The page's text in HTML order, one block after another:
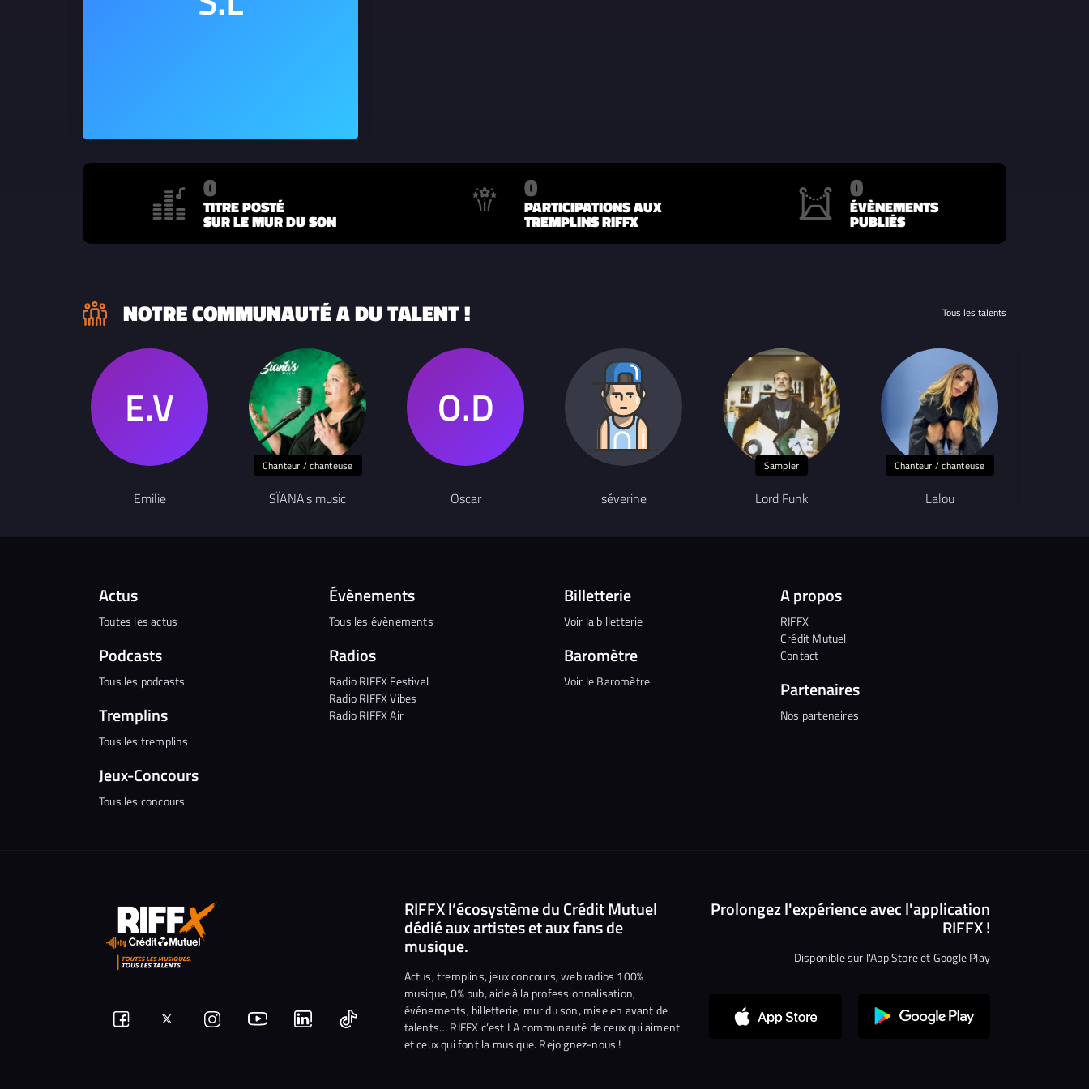
0
TITRE POSTÉ
SUR LE MUR DU SON
0
PARTICIPATIONS AUX
TREMPLINS RIFFX
0
ÉVÈNEMENTS
PUBLIÉS
NOTRE COMMUNAUTÉ A DU TALENT ! Tous les talents
Emilie
Chanteur / chanteuse
SÏANA's music Oscar séverine
Sampler
Lord Funk
Chanteur / chanteuse
Lalou
Actus
Toutes les actus
Podcasts
Tous les podcasts
Tremplins
Tous les tremplins
Jeux-Concours
Tous les concours
Évènements
Tous les évènements
Radios
Radio RIFFX Festival
Radio RIFFX Vibes
Radio RIFFX Air
Billetterie
Voir la billetterie
Baromètre
Voir le Baromètre
A propos
RIFFX
Crédit Mutuel
Contact
Partenaires
Nos partenaires
Suivez-Suivez-Nous
NousNous Nous
RIFFX l’écosystème du Crédit Mutuel
dédié aux artistes et aux fans de
musique.
Actus, tremplins, jeux concours, web radios 100%
musique, 0% pub, aide à la professionnalisation,
événements, billetterie, mur du son, mise en avant de
talents… RIFFX c’est LA communauté de ceux qui aiment
et ceux qui font la musique. Rejoignez-nous !
Prolongez l'expérience avec l'application
RIFFX !
Disponible sur l'App Store et Google Play